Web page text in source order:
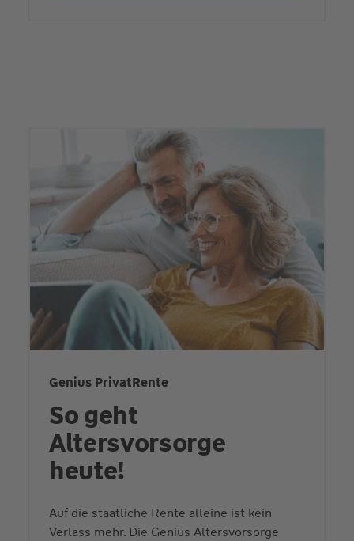
Genius PrivatRente
So geht
Altersvorsorge
heute!
Auf die staatliche Rente alleine ist kein
Verlass mehr. Die Genius Altersvorsorge